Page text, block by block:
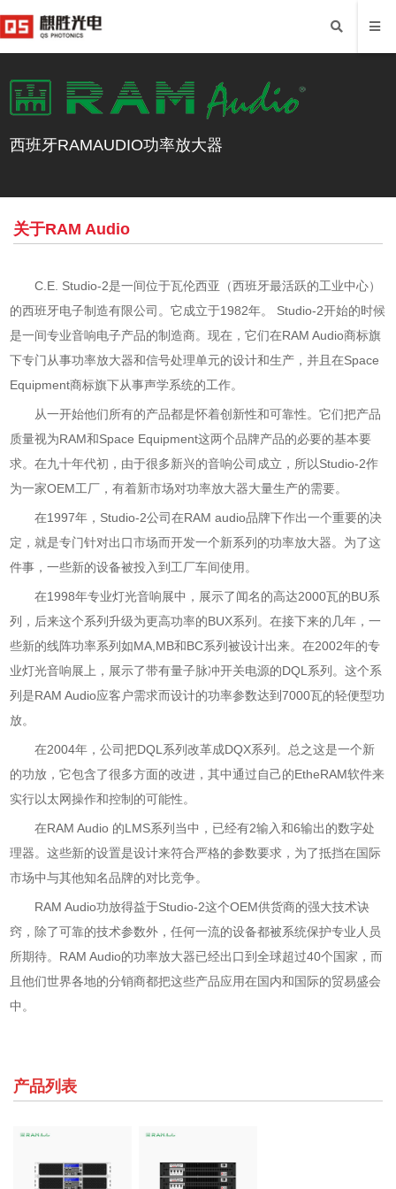
西班牙RAMAUDIO功率放大器
关于RAM Audio
C.E. Studio-2是一间位于瓦伦西亚（西班牙最活跃的工业中心）
的西班牙电子制造有限公司。它成立于1982年。 Studio-2开始的时候
是一间专业音响电子产品的制造商。现在，它们在RAM Audio商标旗
下专门从事功率放大器和信号处理单元的设计和生产，并且在Space
Equipment商标旗下从事声学系统的工作。
从一开始他们所有的产品都是怀着创新性和可靠性。它们把产品
质量视为RAM和Space Equipment这两个品牌产品的必要的基本要
求。在九十年代初，由于很多新兴的音响公司成立，所以Studio-2作
为一家OEM工厂，有着新市场对功率放大器大量生产的需要。
在1997年，Studio-2公司在RAM audio品牌下作出一个重要的决
定，就是专门针对出口市场而开发一个新系列的功率放大器。为了这
件事，一些新的设备被投入到工厂车间使用。
在1998年专业灯光音响展中，展示了闻名的高达2000瓦的BU系
列，后来这个系列升级为更高功率的BUX系列。在接下来的几年，一
些新的线阵功率系列如MA,MB和BC系列被设计出来。在2002年的专
业灯光音响展上，展示了带有量子脉冲开关电源的DQL系列。这个系
列是RAM Audio应客户需求而设计的功率参数达到7000瓦的轻便型功
放。
在2004年，公司把DQL系列改革成DQX系列。总之这是一个新
的功放，它包含了很多方面的改进，其中通过自己的EtheRAM软件来
实行以太网操作和控制的可能性。
在RAM Audio 的LMS系列当中，已经有2输入和6输出的数字处
理器。这些新的设置是设计来符合严格的参数要求，为了抵挡在国际
市场中与其他知名品牌的对比竞争。
RAM Audio功放得益于Studio-2这个OEM供货商的强大技术诀
窍，除了可靠的技术参数外，任何一流的设备都被系统保护专业人员
所期待。RAM Audio的功率放大器已经出口到全球超过40个国家，而
且他们世界各地的分销商都把这些产品应用在国内和国际的贸易盛会
中。
产品列表